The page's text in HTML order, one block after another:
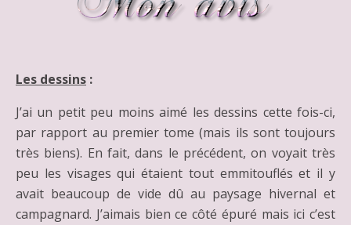
Les dessins :
J’ai un petit peu moins aimé les dessins cette fois-ci,
par rapport au premier tome (mais ils sont toujours
très biens). En fait, dans le précédent, on voyait très
peu les visages qui étaient tout emmitouflés et il y
avait beaucoup de vide dû au paysage hivernal et
campagnard. J’aimais bien ce côté épuré mais ici c’est